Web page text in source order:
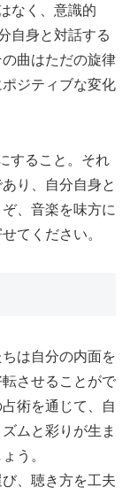
なく、意識的
自身と対話する
曲はただの旋律
ジティブな変化
すること。それ
り、自分自身と
、音楽を味方に
てください。
は自分の内面を
させることがで
術を通じて、自
ムと彩りが生ま
う。
、聴き方を工夫